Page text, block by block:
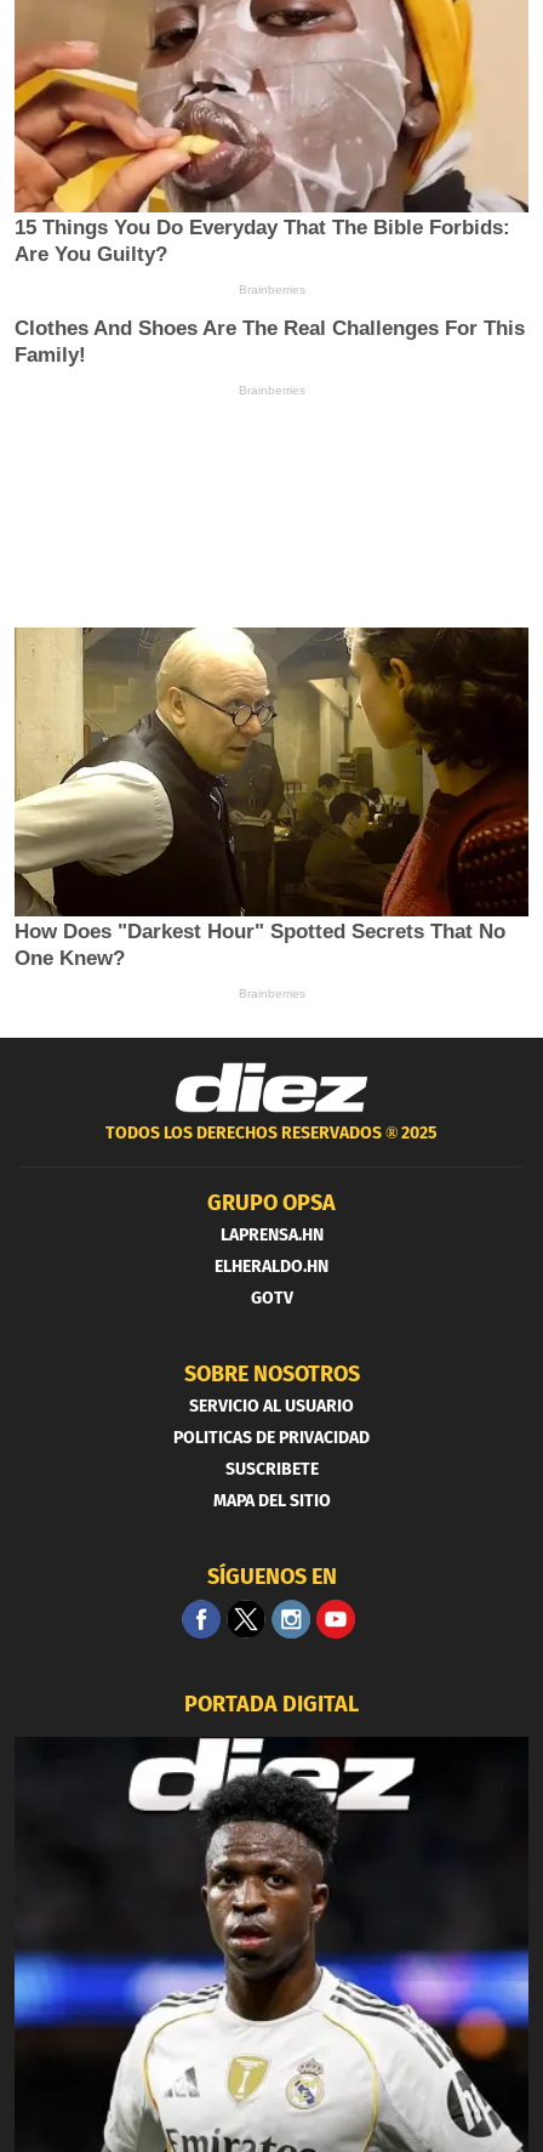
TODOS LOS DERECHOS RESERVADOS ®2025
GRUPO OPSA
LAPRENSA.HN
ELHERALDO.HN
GOTV
SOBRE NOSOTROS
SERVICIO AL USUARIO
POLITICAS DE PRIVACIDAD
SUSCRIBETE
MAPA DEL SITIO
SÍGUENOS EN
PORTADA DIGITAL